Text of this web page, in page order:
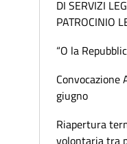
DI SERVIZI
PATROCINIO
“O la
Convocazione
giugno
Riapertura
volontaria tra